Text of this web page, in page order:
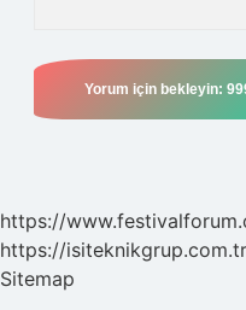
https://
https://isiteknikgrup.com.tr
Sitemap